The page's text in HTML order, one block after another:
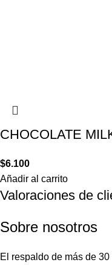
CHOCOLATE
$6.100
Añadir al carrito
Valoraciones de
Sobre nosotros
El respaldo de más de